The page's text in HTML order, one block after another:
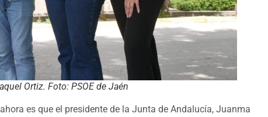
Ortiz. Foto: PSOE de Jaén
es que el presidente de la Junta de Andalucía, Juanma